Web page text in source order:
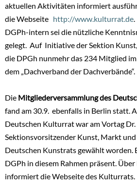
aktuellen Aktivitäten informiert
die Webseite http://www.kulturrat.de
DGPh-intern sei die nützliche
gelegt. Auf Initiative der Sektion
die DPGh nunmehr das 234 Mitglied
dem „Dachverband der Dachverbände“.
Die Mitgliederversammlung des
fand am 30.9. ebenfalls in Berlin statt.
Deutschen Kulturrat war am Vortag Dr.
Sektionsvorsitzender Kunst, Markt und
Deutschen Kunstrats gewählt worden.
DGPh in diesem Rahmen präsent.
informiert die Webseite des Kulturrats.